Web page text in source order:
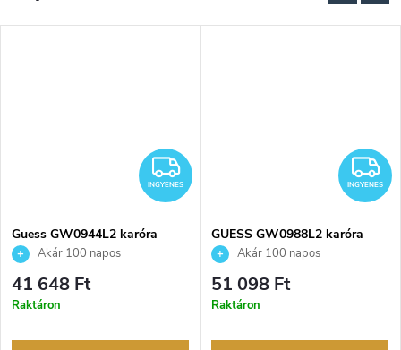
INGYENES
INGYENES
Guess GW0944L2 karóra
Akár 100 napos
visszaküldési lehetőség. Hivatalos
márkakereskedő.
41 648 Ft
Raktáron
INGYENES
GUESS GW0988L2 karóra
Akár 100 napos
visszaküldési lehetőség. Hivatalos
márkakereskedő.
51 098 Ft
Raktáron